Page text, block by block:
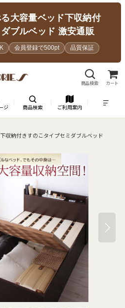
大容量ベッド下収納付
ブルベッド 激安通販
会員登録で500pt 品質保証
商品検索 カート
ジ 商品検索 ご利用案内
収納付きすのこタイプセミダブルベッド